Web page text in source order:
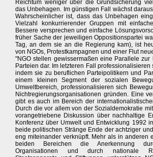
Reichtum weniger über die Grundsicherung
das Unbehagen. Im günstigen Fall wächst
Wahrscheinlicher ist, dass das Unbehagen
Vielzahl konkurrierender Gruppen mit
Bessere versprechen und einfache
früher Sache der jeweiligen Oppositionspartei
Tag, an dem sie an die Regierung kam), ist
von NGOs, Protestkampagnen und einer Flut
"NGO stellen gewissermaßen eine Parallele zur
Parteien dar. Im letzteren Fall professionalisieren
indem sie zu beruflichen Parteipolitikern und
einem kleinen Segment der sozialen
Umweltbereich, professionalisieren sich
Nichtregierungsorganisationen gründen. Eine
gibt es auch im Bereich der
Durch die vor allem von der Sozialdemokratie
vorangetriebene Diskussion über nachhaltige
Konferenz über Umwelt und Entwicklung 1992
beide politischen Stränge Ende der achtziger
eng miteinander verknüpft. Mehr als in anderen
beiden Bereichen die Anerkennung
Organisationen und durch nationale